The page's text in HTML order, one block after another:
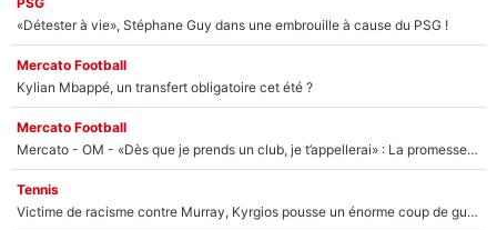
«Détester à vie», Stéphane Guy dans une embrouille à cause du PSG !
Mercato Football
Kylian Mbappé, un transfert obligatoire cet été ?
Mercato Football
Mercato - OM - «Dès que je prends un club, je t’appellerai» : La promesse de Marcelino au moment de claquer la porte
Tennis
Victime de racisme contre Murray, Kyrgios pousse un énorme coup de gueule !